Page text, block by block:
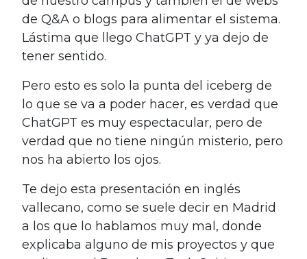
de Q&A o blogs para alimentar el sistema.
Lástima que llego ChatGPT y ya dejo de
tener sentido.
Pero esto es solo la punta del iceberg de
lo que se va a poder hacer, es verdad que
ChatGPT es muy espectacular, pero de
verdad que no tiene ningún misterio, pero
nos ha abierto los ojos.
Te dejo esta presentación en inglés
vallecano, como se suele decir en Madrid
a los que lo hablamos muy mal, donde
explicaba alguno de mis proyectos y que